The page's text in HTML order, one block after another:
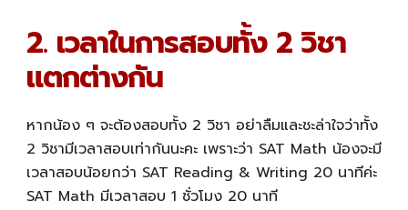
2. เวลาในการสอบทั้ง 2 วิชา
แตกต่างกัน
หากน้อง ๆ จะต้องสอบทั้ง 2 วิชา อย่าลืมและชะล่าใจว่าทั้ง
2 วิชามีเวลาสอบเท่ากันนะคะ เพราะว่า SAT Math น้องจะมี
เวลาสอบน้อยกว่า SAT Reading & Writing 20 นาทีค่ะ
SAT Math มีเวลาสอบ 1 ชั่วโมง 20 นาที